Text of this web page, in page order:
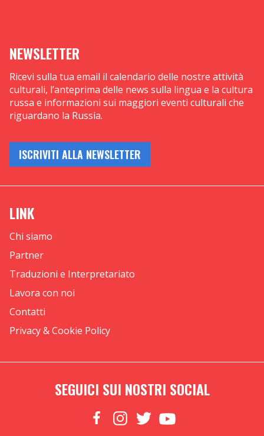
NEWSLETTER
Ricevi sulla tua email il calendario delle nostre attività
culturali, l’anteprima delle news sulla lingua e la cultura
russa e informazioni sui maggiori eventi culturali che
riguardano la Russia.
ISCRIVITI ALLA NEWSLETTER
LINK
Chi siamo
Partner
Traduzioni e Interpretariato
Lavora con noi
Contatti
Privacy & Cookie Policy
SEGUICI SUI NOSTRI SOCIAL